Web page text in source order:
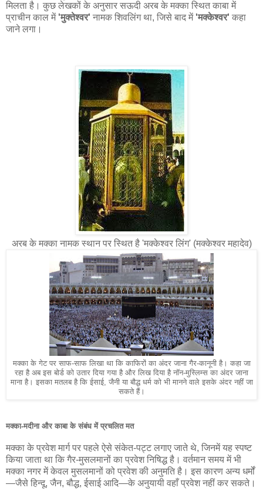
मिलता है। कुछ लेखकों के अनुसार सऊदी अरब के मक्का स्थित काबा में
प्राचीन काल में 'मुक्तेश्वर' नामक शिवलिंग था, जिसे बाद में 'मक्केश्वर' कहा
जाने लगा।
अरब के मक्का नामक स्थान पर स्थित है 'मक्केश्वर लिंग' (मक्केश्वर महादेव)
मक्का के गेट पर साफ-साफ लिखा था कि काफिरों का अंदर जाना गैर-कानूनी है। कहा जा
रहा है अब इस बोर्ड को उतार दिया गया है और लिख दिया है नॉन-मुस्लिम्स का अंदर जाना
माना है। इसका मतलब है कि ईसाई, जैनी या बौद्ध धर्म को भी मानने वाले इसके अंदर नहीं जा
सकते हैं।
मक्का-मदीना और काबा के संबंध में प्रचलित मत
मक्का के प्रवेश मार्ग पर पहले ऐसे संकेत-पट्ट लगाए जाते थे, जिनमें यह स्पष्ट
किया जाता था कि गैर-मुसलमानों का प्रवेश निषिद्ध है। वर्तमान समय में भी
मक्का नगर में केवल मुसलमानों को प्रवेश की अनुमति है। इस कारण अन्य धर्मों
—जैसे हिन्दू, जैन, बौद्ध, ईसाई आदि—के अनुयायी वहाँ प्रवेश नहीं कर सकते।